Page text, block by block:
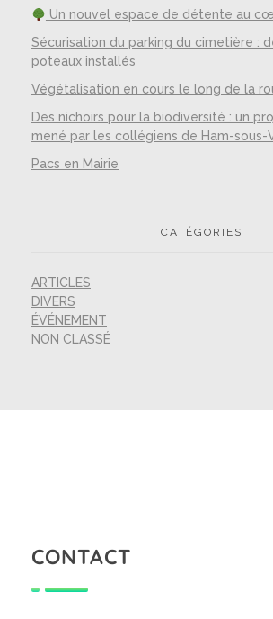
Un nouvel espace de détente au
Sécurisation du parking du cimetière :
poteaux installés
Végétalisation en cours le long de la
Des nichoirs pour la biodiversité : un
mené par les collégiens de Ham-sous-
Pacs en Mairie
CATÉGORIES
ARTICLES
DIVERS
ÉVÉNEMENT
NON CLASSÉ
CONTACT